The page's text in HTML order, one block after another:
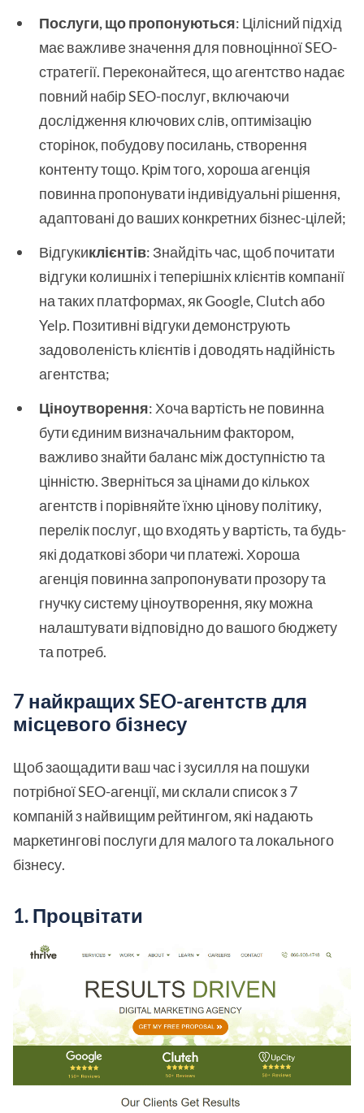
Послуги, що пропонуються: Цілісний підхід
має важливе значення для повноцінної SEO-
стратегії. Переконайтеся, що агентство надає
повний набір SEO-послуг, включаючи
дослідження ключових слів, оптимізацію
сторінок, побудову посилань, створення
контенту тощо. Крім того, хороша агенція
повинна пропонувати індивідуальні рішення,
адаптовані до ваших конкретних бізнес-цілей;
Відгукиклієнтів: Знайдіть час, щоб почитати
відгуки колишніх і теперішніх клієнтів компанії
на таких платформах, як Google, Clutch або
Yelp. Позитивні відгуки демонструють
задоволеність клієнтів і доводять надійність
агентства;
Ціноутворення: Хоча вартість не повинна
бути єдиним визначальним фактором,
важливо знайти баланс між доступністю та
цінністю. Зверніться за цінами до кількох
агентств і порівняйте їхню цінову політику,
перелік послуг, що входять у вартість, та будь-
які додаткові збори чи платежі. Хороша
агенція повинна запропонувати прозору та
гнучку систему ціноутворення, яку можна
налаштувати відповідно до вашого бюджету
та потреб.
7 найкращих SEO-агентств для
місцевого бізнесу
Щоб заощадити ваш час і зусилля на пошуки
потрібної SEO-агенції, ми склали список з 7
компаній з найвищим рейтингом, які надають
маркетингові послуги для малого та локального
бізнесу.
1. Процвітати